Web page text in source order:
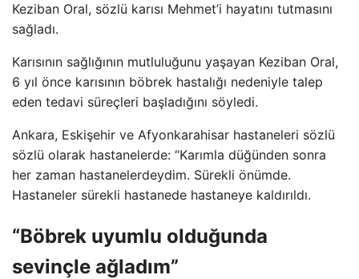
Keziban Oral, sözlü karısı Mehmet’i hayatını tutmasını
sağladı.
Karısının sağlığının mutluluğunu yaşayan Keziban Oral,
6 yıl önce karısının böbrek hastalığı nedeniyle talep
eden tedavi süreçleri başladığını söyledi.
Ankara, Eskişehir ve Afyonkarahisar hastaneleri sözlü
sözlü olarak hastanelerde: “Karımla düğünden sonra
her zaman hastanelerdeydim. Sürekli önümde.
Hastaneler sürekli hastanede hastaneye kaldırıldı.
“Böbrek uyumlu olduğunda
sevinçle ağladım”